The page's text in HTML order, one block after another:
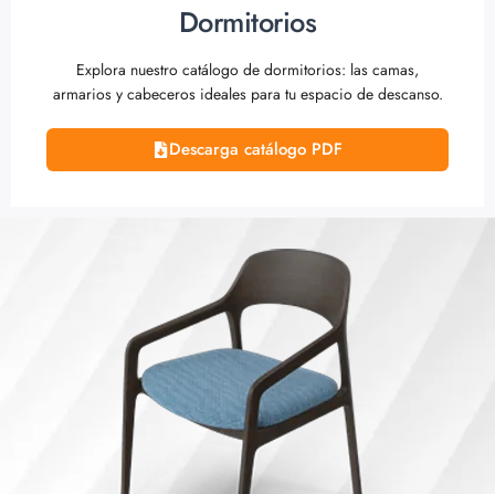
Dormitorios
Explora nuestro catálogo de dormitorios: las camas,
armarios y cabeceros ideales para tu espacio de descanso.
Descarga catálogo PDF